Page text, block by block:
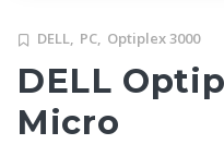
DELL, PC, Optiplex 3000
DELL
Micro